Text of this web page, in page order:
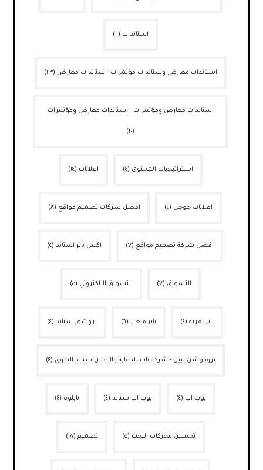
استاندات (٦)
استاندات معارض وستاندات مؤتمرات - ستاندات معارض (٢٣)
استاندات معارض ومؤتمرات - استاندات معارض ومؤتمرات
(١٠)
استراتيجيات المحتوى (٤) اعلانات (١٤)
اعلانات جوجل (٤) افضل شركات تصميم مواقع (٨)
افضل شركة تصميم مواقع (٧) اكس بانر استاند (٤)
التسويق (٧) التسويق الالكتروني (٥)
بانر بقربه (٤) بانر متغير (٦) بروشور ستاند (٤)
بروموشن تيبل - شركة ناب للدعاية والاعلان ستاند التذوق (٤)
بوب اب (٤) بوب اب ستاند (٤) تابلوه (٤)
تحسين محركات البحث (٥) تصميم (١٨)